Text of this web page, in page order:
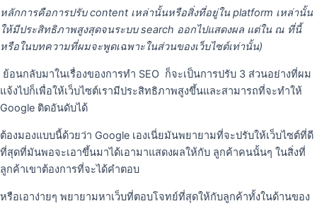
หลักการคือการปรับ content เหล่านั้นหรือสิ่งที่อยู่ใน platform เหล่านั้น
ให้มีประสิทธิภาพสูงสุดจนระบบ search ออกไปแสดงผล แต่ใน ณ ที่นี้
หรือในบทความที่ผมจะพูดเฉพาะในส่วนของเว็บไซต์เท่านั้น)
ย้อนกลับมาในเรื่องของการทํา SEO ก็จะเป็นการปรับ 3 ส่วนอย่างที่ผม
แจ้งไปก็เพื่อให้เว็บไซต์เรามีประสิทธิภาพสูงขึ้นและสามารถที่จะทําให้
Google ติดอันดับได้
ต้องมองแบบนี้ด้วยว่า Google เองเนี่ยมันพยายามที่จะปรับให้เว็บไซต์ที่ดี
ที่สุดที่มันพอจะเอาขึ้นมาได้เอามาแสดงผลให้กับ ลูกค้าคนนั้นๆ ในสิ่งที่
ลูกค้าเขาต้องการที่จะได้คําตอบ
หรือเอาง่ายๆ พยายามหาเว็บที่ตอบโจทย์ที่สุดให้กับลูกค้าทั้งในด้านของ